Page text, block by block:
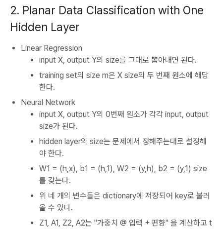
2. Planar Data Classification with One
Hidden Layer
Linear Regression
input X, output Y의 size를 그대로 뽑아내면 된다.
training set의 size m은 X size의 두 번째 원소에 해당
한다.
Neural Network
input X, output Y의 0번째 원소가 각각 input, output
size가 된다.
hidden layer의 size는 문제에서 정해주는대로 설정해
야 한다.
W1 = (h,x), b1 = (h,1), W2 = (y,h), b2 = (y,1) size
를 갖는다.
위 네 개의 변수들은 dictionary에 저장되어 key로 불러
올 수 있다.
Z1, A1, Z2, A2는 "가중치 @ 입력 + 편향" 을 계산하고 t